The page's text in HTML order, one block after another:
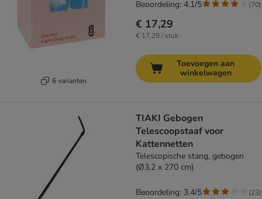
6 varianten
€ 17,29
€ 17,29 / stuk
Beoordeling: 4.1/5 (70)
Toevoegen aan
winkelwagen
TIAKI Gebogen
Telescoopstaaf voor
Kattennetten
Telescopische stang, gebogen
(Ø3,2 x 270 cm)
Beoordeling: 3.4/5 (23)